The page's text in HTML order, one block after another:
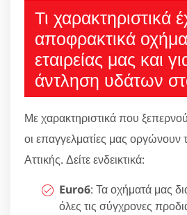
Τι χαρακτηριστικά
αποφρακτικά
εταιρείας μας και
άντληση υδάτων
Με χαρακτηριστικά που
οι επαγγελματίες μας οργώνουν
Αττικής. Δείτε ενδεικτικά:
Euro6: Τα οχήματά μας
όλες τις σύγχρονες